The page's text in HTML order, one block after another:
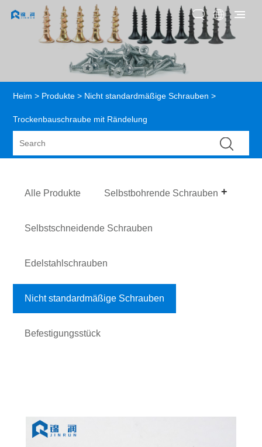
Heim > Produkte > Nicht standardmäßige Schrauben >
Trockenbauschraube mit Rändelung
Alle Produkte Selbstbohrende Schrauben
Selbstschneidende Schrauben
Edelstahlschrauben
Nicht standardmäßige Schrauben
Befestigungsstück